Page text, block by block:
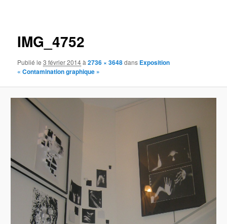
IMG_4752
Publié le3 février 2014à2736 × 3648dans Exposition
« Contamination graphique »